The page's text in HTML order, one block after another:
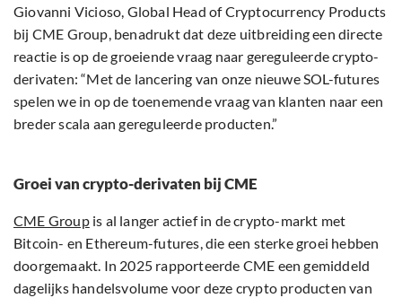
Giovanni Vicioso, Global Head of Cryptocurrency Products
bij CME Group, benadrukt dat deze uitbreiding een directe
reactie is op de groeiende vraag naar gereguleerde crypto-
derivaten: “Met de lancering van onze nieuwe SOL-futures
spelen we in op de toenemende vraag van klanten naar een
breder scala aan gereguleerde producten.”
Groei van crypto-derivaten bij CME
CME Groupis al langer actief in de crypto-markt met
Bitcoin- en Ethereum-futures, die een sterke groei hebben
doorgemaakt. In 2025 rapporteerde CME een gemiddeld
dagelijks handelsvolume voor deze crypto producten van